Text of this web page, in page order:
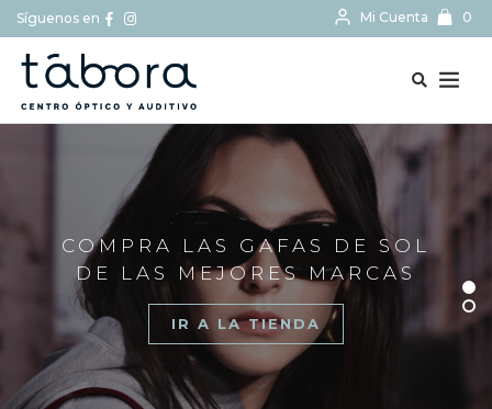
Síguenos en Mi Cuenta 0
COMPRA LAS GAFAS DE SOL
DE LAS MEJORES MARCAS
IR A LA TIENDA